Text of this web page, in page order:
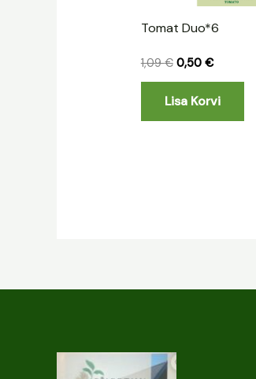
Tomat Duo*6
1,09€ 0,50 €
Lisa Korvi